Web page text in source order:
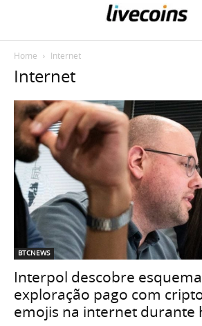
Home Internet
Internet
BTCNEWS
Interpol descobre
exploração pago com
emojis na internet durante